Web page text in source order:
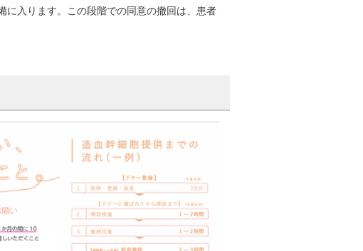
に入ります。この段階での同意の撤回は、患者